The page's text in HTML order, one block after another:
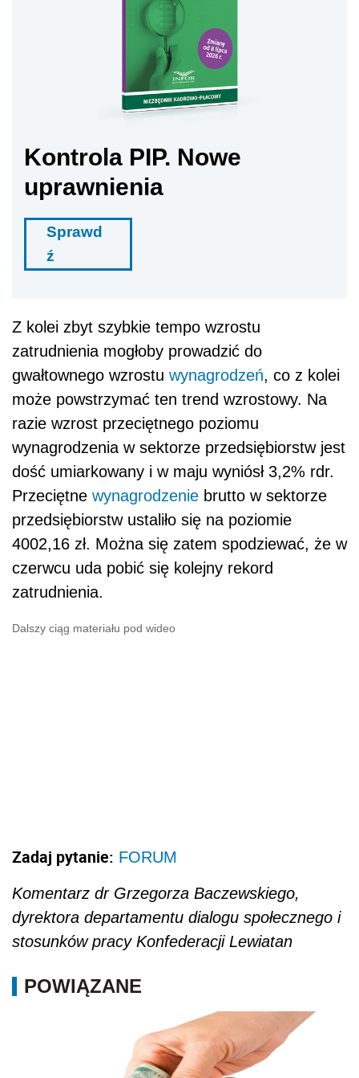
Kontrola PIP. Nowe
uprawnienia
Sprawd
ź
Z kolei zbyt szybkie tempo wzrostu
zatrudnienia mogłoby prowadzić do
gwałtownego wzrostu wynagrodzeń, co z kolei
może powstrzymać ten trend wzrostowy. Na
razie wzrost przeciętnego poziomu
wynagrodzenia w sektorze przedsiębiorstw jest
dość umiarkowany i w maju wyniósł 3,2% rdr.
Przeciętne wynagrodzenie brutto w sektorze
przedsiębiorstw ustaliło się na poziomie
4002,16 zł. Można się zatem spodziewać, że w
czerwcu uda pobić się kolejny rekord
zatrudnienia.
Dalszy ciąg materiału pod wideo
Zadaj pytanie: FORUM
Komentarz dr Grzegorza Baczewskiego,
dyrektora departamentu dialogu społecznego i
stosunków pracy Konfederacji Lewiatan
POWIĄZANE